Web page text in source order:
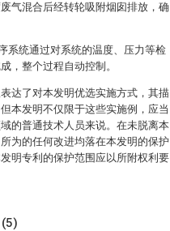
气混合后经转轮吸附烟囱排放，确
系统通过对系统的温度、压力等检
，整个过程自动控制。
达了对本发明优选实施方式，其描
本发明不仅限于这些实施例，应当
的普通技术人员来说。在未脱离本
为的任何改进均落在本发明的保护
明专利的保护范围应以所附权利要